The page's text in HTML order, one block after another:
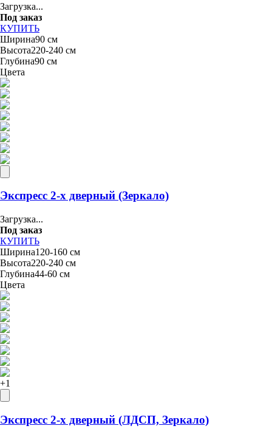
Загрузка...
Под заказ
КУПИТЬ
Ширина90 см
Высота220-240 см
Глубина90 см
Цвета
Экспресс 2-х дверный (Зеркало)
Загрузка...
Под заказ
КУПИТЬ
Ширина120-160 см
Высота220-240 см
Глубина44-60 см
Цвета
+1
Экспресс 2-х дверный (ЛДСП, Зеркало)